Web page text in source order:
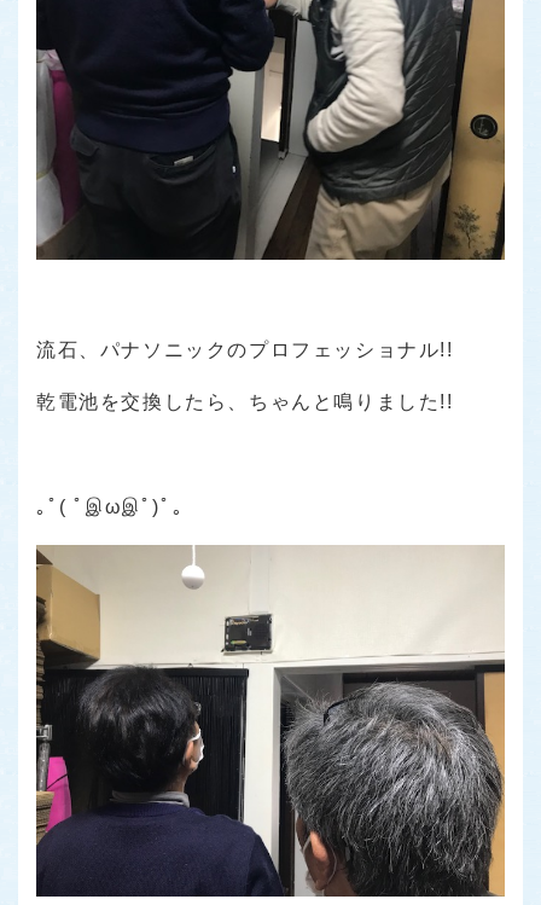
流石、パナソニックのプロフェッショナル!!
乾電池を交換したら、ちゃんと鳴りました!!
｡ﾟ( ﾟஇωஇﾟ)ﾟ｡